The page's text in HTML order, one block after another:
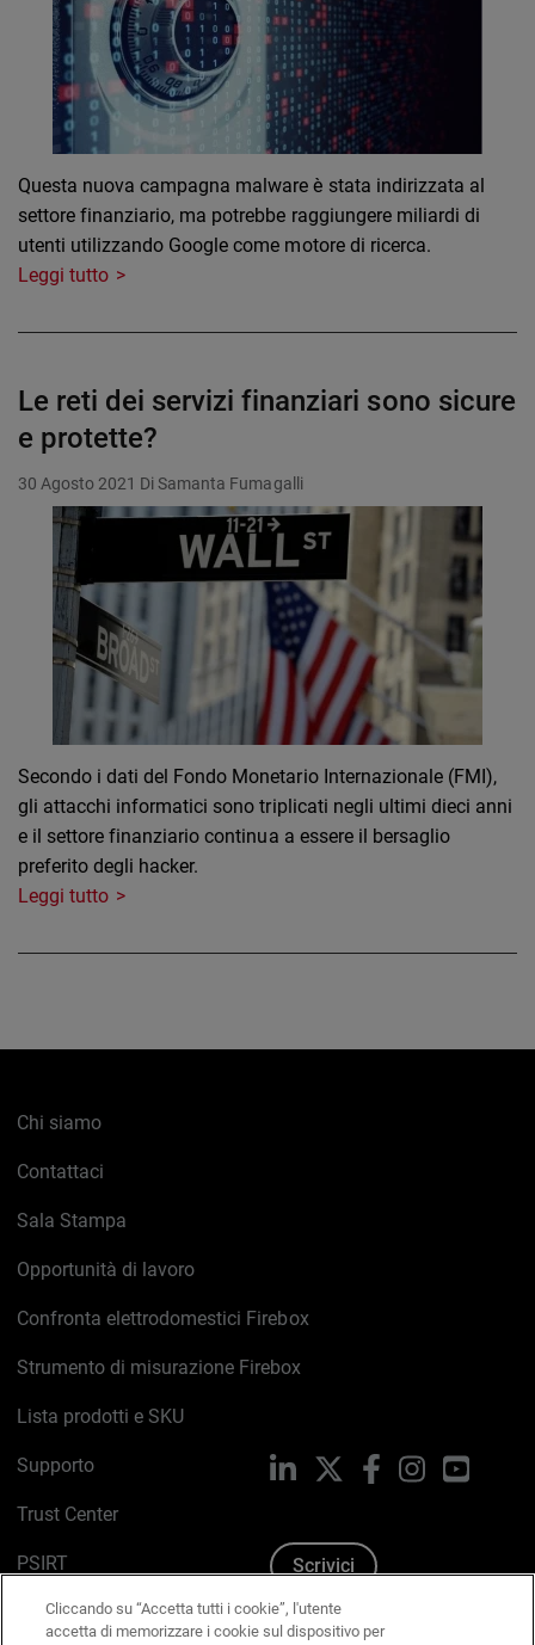
Questa nuova campagna malware è stata indirizzata al
settore finanziario, ma potrebbe raggiungere miliardi di
utenti utilizzando Google come motore di ricerca.
Leggi tutto
Le reti dei servizi finanziari sono sicure
e protette?
30 Agosto 2021 Di Samanta Fumagalli
Secondo i dati del Fondo Monetario Internazionale (FMI),
gli attacchi informatici sono triplicati negli ultimi dieci anni
e il settore finanziario continua a essere il bersaglio
preferito degli hacker.
Leggi tutto
Chi siamo
Contattaci
Sala Stampa
Opportunità di lavoro
Confronta elettrodomestici Firebox
Strumento di misurazione Firebox
Lista prodotti e SKU
Supporto
Trust Center
PSIRT
Politica sui cookie
LinkedIn FacebookInstagram
Scrivici
Cliccando su “Accetta tutti i cookie”, l'utente
accetta di memorizzare i cookie sul dispositivo per